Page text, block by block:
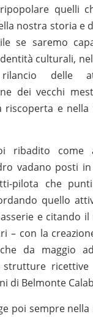
quelli
nostra storia e
se saremo
culturali,
delle
dei vecchi
riscoperta e nella
ribadito come
vadano posti in
pilota che
quello
e citando
– con la
da maggio
strutture
di Belmonte
poi sempre